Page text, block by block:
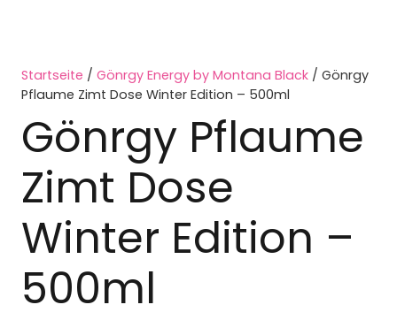
Startseite / Gönrgy Energy by Montana Black / Gönrgy
Pflaume Zimt Dose Winter Edition – 500ml
Gönrgy Pflaume
Zimt Dose
Winter Edition –
500ml